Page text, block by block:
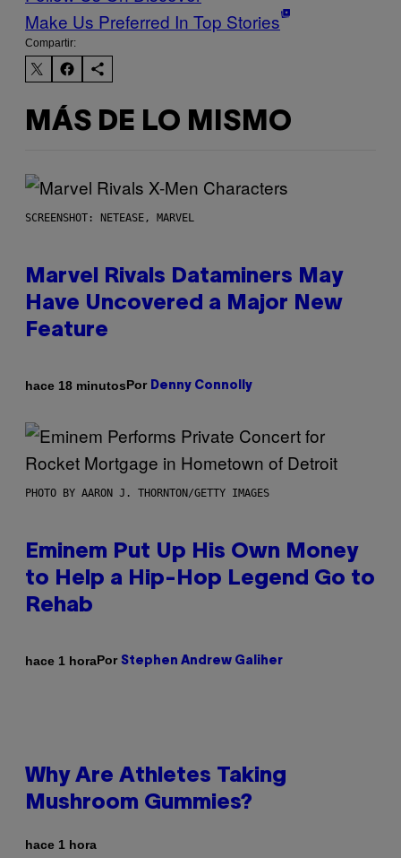
Make Us Preferred In Top Stories
Compartir:
MÁS DE LO MISMO
SCREENSHOT: NETEASE, MARVEL
Marvel Rivals Dataminers May
Have Uncovered a Major New
Feature
hace 18 minutosPor Denny Connolly
PHOTO BY AARON J. THORNTON/GETTY IMAGES
Eminem Put Up His Own Money
to Help a Hip-Hop Legend Go to
Rehab
hace 1 horaPor Stephen Andrew Galiher
Why Are Athletes Taking
Mushroom Gummies?
hace 1 hora